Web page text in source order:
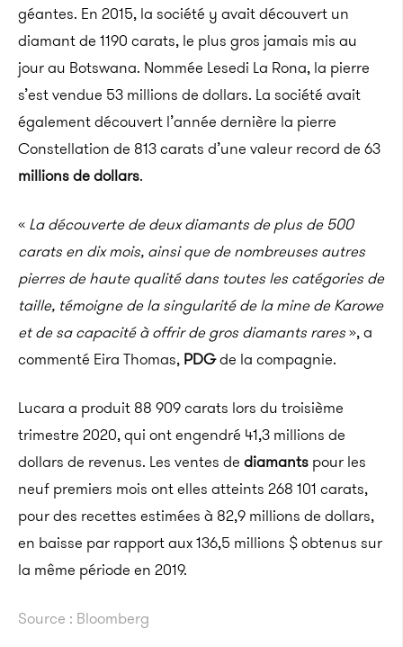
géantes. En 2015, la société y avait découvert un
diamant de 1190 carats, le plus gros jamais mis au
jour au Botswana. Nommée Lesedi La Rona, la pierre
s’est vendue 53 millions de dollars. La société avait
également découvert l’année dernière la pierre
Constellation de 813 carats d’une valeur record de 63
millions de dollars.
« La découverte de deux diamants de plus de 500
carats en dix mois, ainsi que de nombreuses autres
pierres de haute qualité dans toutes les catégories de
taille, témoigne de la singularité de la mine de Karowe
et de sa capacité à offrir de gros diamants rares», a
commenté Eira Thomas, PDGde la compagnie.
Lucara a produit 88 909 carats lors du troisième
trimestre 2020, qui ont engendré 41,3 millions de
dollars de revenus. Les ventes de diamants pour les
neuf premiers mois ont elles atteints 268 101 carats,
pour des recettes estimées à 82,9 millions de dollars,
en baisse par rapport aux 136,5 millions $ obtenus sur
la même période en 2019.
Source : Bloomberg